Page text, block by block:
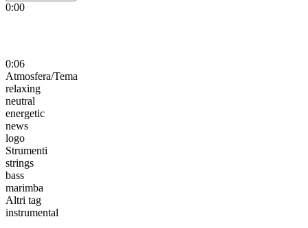
0:00
0:06
Atmosfera/Tema
relaxing
neutral
energetic
news
logo
Strumenti
strings
bass
marimba
Altri tag
instrumental